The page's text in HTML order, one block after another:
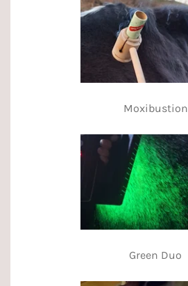
Moxibustion
Green Duo